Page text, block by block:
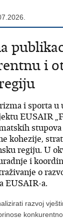
i
i sporta u
EUSAIR
kohezije,
regiju. U
i
o
EUSAIR-a.
razvoj